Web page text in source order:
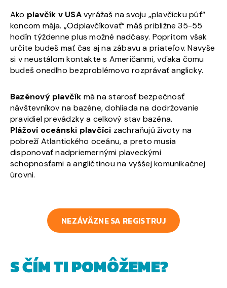
Ako plavčík v USAvyrážaš na svoju „plavčícku púť“
koncom mája. „Odplavčíkovať“ máš približne 35-55
hodín týždenne plus možné nadčasy. Popritom však
určite budeš mať čas aj na zábavu a priateľov. Navyše
si v neustálom kontakte s Američanmi, vďaka čomu
budeš onedlho bezproblémovo rozprávať anglicky.
Bazénový plavčík má na starosť bezpečnosť
návštevníkov na bazéne, dohliada na dodržovanie
pravidiel prevádzky a celkový stav bazéna.
Plážoví oceánski plavčíci zachraňujú životy na
pobreží Atlantického oceánu, a preto musia
disponovať nadpriemernými plaveckými
schopnosťami a angličtinou na vyššej komunikačnej
úrovni.
NEZÁVÄZNE SA REGISTRUJ
S ČÍM TI POMÔŽEME?